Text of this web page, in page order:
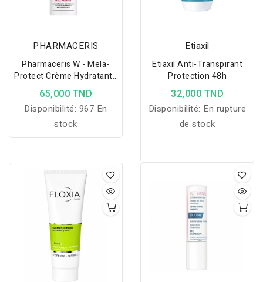
PHARMACERIS
Pharmaceris W - Mela-
Protect Crème Hydratante
Et Protectrice
Éclaircissante
Décolorations SPF 50+, 50
Ml
65,000 TND
Disponibilité: 967 En
stock
Etiaxil
Etiaxil Anti-Transpirant
Protection 48h
32,000 TND
Disponibilité: En rupture
de stock